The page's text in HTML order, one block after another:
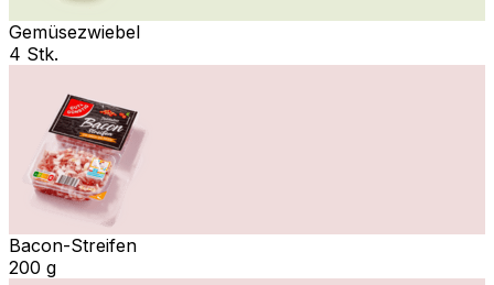
Gemüsezwiebel
4 Stk.
Bacon-Streifen
200 g